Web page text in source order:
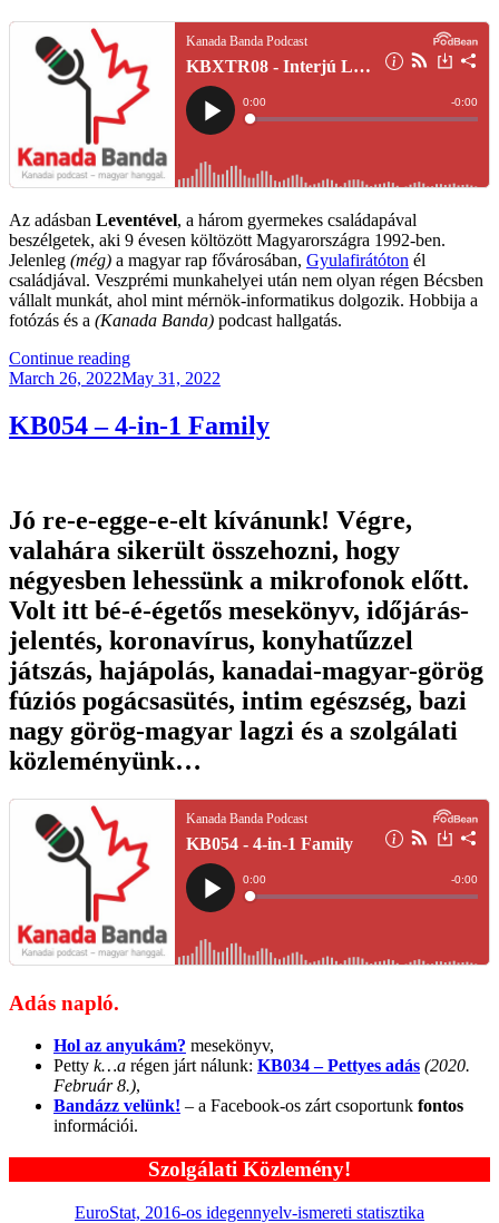
Az adásban Leventével, a három gyermekes családapával
beszélgetek, aki 9 évesen költözött Magyarországra 1992-ben.
Jelenleg (még) a magyar rap fővárosában, Gyulafirátóton él
családjával. Veszprémi munkahelyei után nem olyan régen Bécsben
vállalt munkát, ahol mint mérnök-informatikus dolgozik. Hobbija a
fotózás és a (Kanada Banda) podcast hallgatás.
Continue reading“KBXTR08
–
Leventével”
Posted
March 26, 2022May 31, 2022
KB054 – 4-in-1 Family
Jó re-e-egge-e-elt kívánunk! Végre,
valahára sikerült összehozni, hogy
négyesben lehessünk a mikrofonok előtt.
Volt itt bé-é-égetős mesekönyv, időjárás-
jelentés, koronavírus, konyhatűzzel
játszás, hajápolás, kanadai-magyar-görög
fúziós pogácsasütés, intim egészség, bazi
nagy görög-magyar lagzi és a szolgálati
közleményünk…
Adás napló.
Hol az anyukám? mesekönyv,
Petty k…a régen járt nálunk: KB034 – Pettyes adás (2020.
Február 8.),
Bandázz velünk! – a Facebook-os zárt csoportunk fontos
információi.
Szolgálati Közlemény!
EuroStat, 2016-os idegennyelv-ismereti statisztika